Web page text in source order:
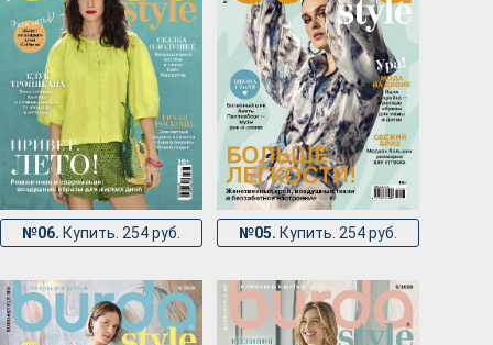
№06. Купить. 254 руб. №05. Купить. 254 руб.